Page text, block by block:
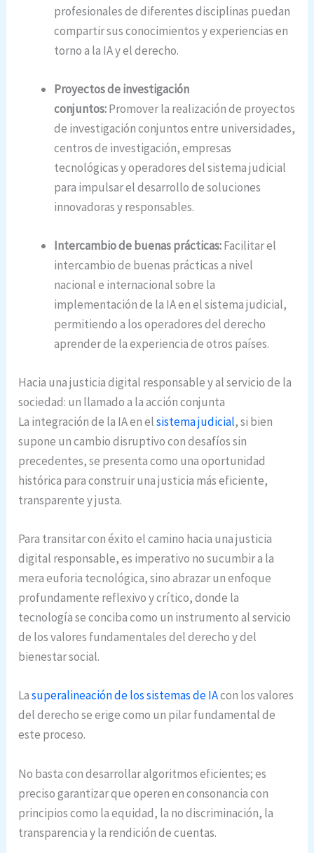
profesionales de diferentes disciplinas puedan
compartir sus conocimientos y experiencias en
torno a la IA y el derecho.
Proyectos de investigación
conjuntos:Promover la realización de proyectos
de investigación conjuntos entre universidades,
centros de investigación, empresas
tecnológicas y operadores del sistema judicial
para impulsar el desarrollo de soluciones
innovadoras y responsables.
Intercambio de buenas prácticas:Facilitar el
intercambio de buenas prácticas a nivel
nacional e internacional sobre la
implementación de la IA en el sistema judicial,
permitiendo a los operadores del derecho
aprender de la experiencia de otros países.
Hacia una justicia digital responsable y al servicio de la
sociedad: un llamado a la acción conjunta
La integración de la IA en elsistema judicial, si bien
supone un cambio disruptivo con desafíos sin
precedentes, se presenta como una oportunidad
histórica para construir una justicia más eficiente,
transparente y justa.
Para transitar con éxito el camino hacia una justicia
digital responsable, es imperativo no sucumbir a la
mera euforia tecnológica, sino abrazar un enfoque
profundamente reflexivo y crítico, donde la
tecnología se conciba como un instrumento al servicio
de los valores fundamentales del derecho y del
bienestar social.
Lasuperalineación de los sistemas de IAcon los valores
del derecho se erige como un pilar fundamental de
este proceso.
No basta con desarrollar algoritmos eficientes; es
preciso garantizar que operen en consonancia con
principios como la equidad, la no discriminación, la
transparencia y la rendición de cuentas.